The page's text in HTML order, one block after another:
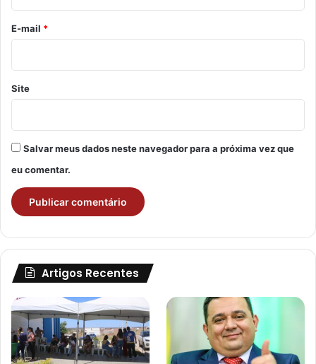
o
*
E-mail *
Site
Salvar meus dados neste navegador para a próxima vez que
eu comentar.
Artigos Recentes